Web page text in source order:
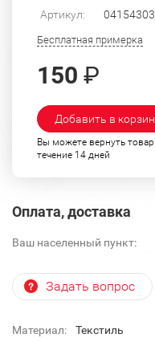
Артикул: 04154303
Бесплатная примерка
150 ₽
Добавить в
Вы можете вернуть
течение 14 дней
Оплата, доставка
Ваш населенный пункт:
Задать вопрос
Материал:
Текстиль